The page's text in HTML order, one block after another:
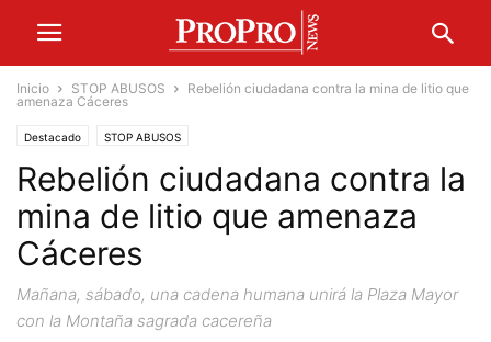
Inicio STOP ABUSOS
Rebelión ciudadana contra la mina de litio que
amenaza Cáceres
Destacado STOP ABUSOS
Rebelión ciudadana contra la
mina de litio que amenaza
Cáceres
Mañana, sábado, una cadena humana unirá la Plaza Mayor
con la Montaña sagrada cacereña